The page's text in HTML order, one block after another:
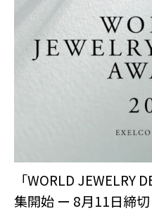
「WORLD JEWELRY
集開始 ー 8月11日締切